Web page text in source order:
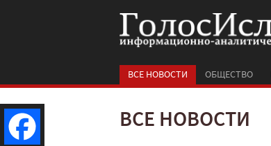
ВСЕ НОВОСТИ ОБЩЕСТВО
ВСЕ НОВОСТИ